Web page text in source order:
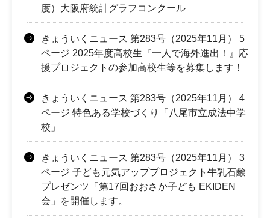
度）大阪府統計グラフコンクール
きょういくニュース 第283号（2025年11月） 5
ページ 2025年度高校生『一人で海外進出！』応
援プロジェクトの参加高校生等を募集します！
きょういくニュース 第283号（2025年11月） 4
ページ 特色ある学校づくり「八尾市立成法中学
校」
きょういくニュース 第283号（2025年11月） 3
ページ 子ども元気アッププロジェクト牛乳石鹸
プレゼンツ「第17回おおさか子ども EKIDEN
会」を開催します。